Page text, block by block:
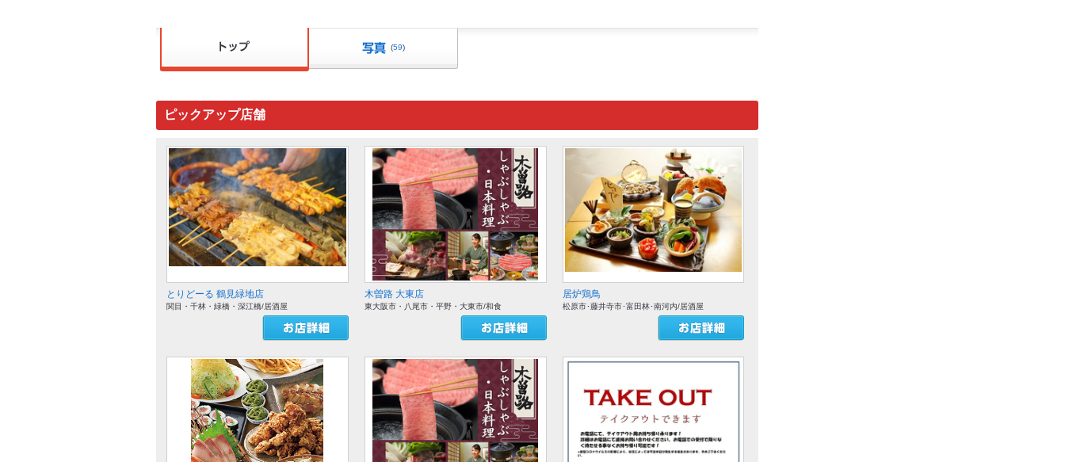
(59)
ピックアップ店舗
とりどーる 鶴見緑地店
関目・千林・緑橋・深江橋/居酒屋
木曽路 大東店
東大阪市・八尾市・平野・大東市/和食
居炉鶏鳥
松原市･藤井寺市･富田林･南河内/居酒屋